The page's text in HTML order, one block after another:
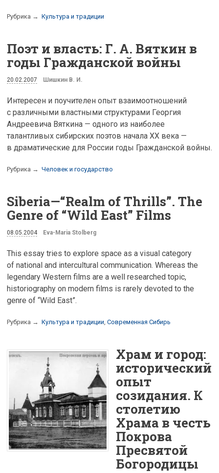
Рубрика → Культура и традиции
Поэт и власть: Г. А. Вяткин в
годы Гражданской войны
20.02.2007 Шишкин В. И.
Интересен и поучителен опыт взаимоотношений
с различными властными структурами Георгия
Андреевича Вяткина — одного из наиболее
талантливых сибирских поэтов начала XX века —
в драматические для России годы Гражданской войны.
Рубрика → Человек и государство
Siberia—“Realm of Thrills”. The
Genre of “Wild East” Films
08.05.2004 Eva-Maria Stolberg
This essay tries to explore space as a visual category
of national and intercultural communication. Whereas the
legendary Western films are a well researched topic,
historiography on modern films is rarely devoted to the
genre of “Wild East”.
Рубрика → Культура и традиции Современная Сибирь
Храм и город:
исторический
опыт
созидания. К
столетию
Храма в честь
Покрова
Пресвятой
Богородицы